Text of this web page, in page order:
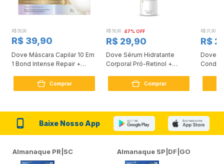
R$ 56,90
R$ 39,90
Dove Máscara Capilar 10 Em
1 Bond Intense Repair +
Comprar
R$ 56,90 47% OFF
R$ 29,90
Dove Sérum Hidratante
Corporal Pró-Retinol +
Comprar
R$ 31,90
R$
Dove
Baixe Nosso App
Almanaque PR|SC Almanaque SP|DF|GO